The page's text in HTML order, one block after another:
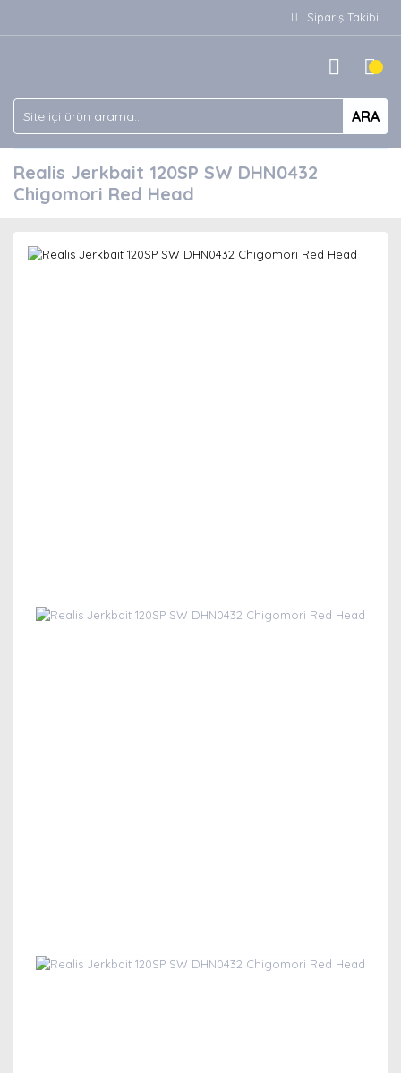
Sipariş Takibi
ARA
Realis Jerkbait 120SP SW DHN0432
Chigomori Red Head